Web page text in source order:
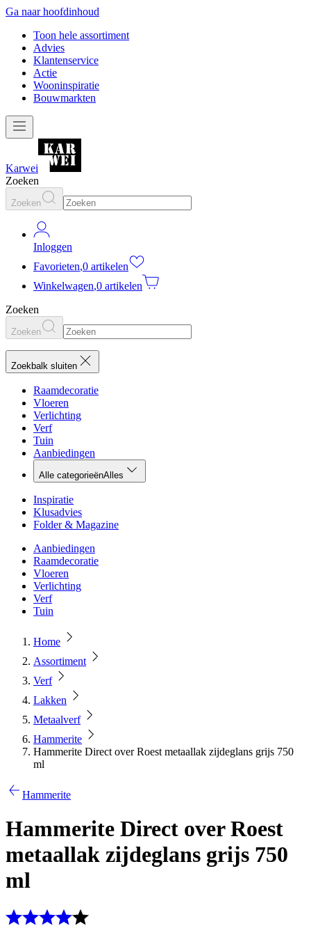
Ga naar hoofdinhoud
Toon hele assortiment
Advies
Klantenservice
Actie
Wooninspiratie
Bouwmarkten
Karwei
Zoeken
Zoeken
Inloggen
Favorieten,0 artikelen
Winkelwagen,0 artikelen
Zoeken
Zoeken
Zoekbalk sluiten
Raamdecoratie
Vloeren
Verlichting
Verf
Tuin
Aanbiedingen
Alle categorieënAlles
Inspiratie
Klusadvies
Folder & Magazine
Aanbiedingen
Raamdecoratie
Vloeren
Verlichting
Verf
Tuin
Home
Assortiment
Verf
Lakken
Metaalverf
Hammerite
Hammerite Direct over Roest metaallak zijdeglans grijs 750
ml
Hammerite
Hammerite Direct over Roest
metaallak zijdeglans grijs 750
ml